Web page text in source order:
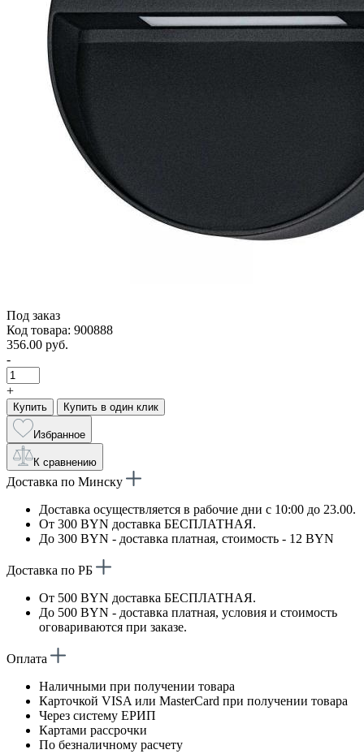
Под заказ
Код товара: 900888
356.00 руб.
-
+
Купить Купить в один клик
Избранное
К сравнению
Доставка по Минску
Доставка осуществляется в рабочие дни с 10:00 до 23.00.
От 300 BYN доставка БЕСПЛАТНАЯ.
До 300 BYN - доставка платная, стоимость - 12 BYN
Доставка по РБ
От 500 BYN доставка БЕСПЛАТНАЯ.
До 500 BYN - доставка платная, условия и стоимость
оговариваются при заказе.
Оплата
Наличными при получении товара
Карточкой VISA или MasterCard при получении товара
Через систему ЕРИП
Картами рассрочки
По безналичному расчету